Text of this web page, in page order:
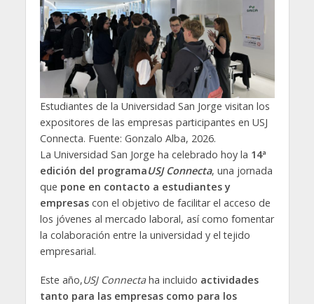
Estudiantes de la Universidad San Jorge visitan los
expositores de las empresas participantes en USJ
Connecta. Fuente: Gonzalo Alba, 2026.
La Universidad San Jorge ha celebrado hoy la 14ª
edición del programaUSJ Connecta, una jornada
que pone en contacto a estudiantes y
empresascon el objetivo de facilitar el acceso de
los jóvenes al mercado laboral, así como fomentar
la colaboración entre la universidad y el tejido
empresarial.
Este año,USJ Connecta ha incluido actividades
tanto para las empresas como para los